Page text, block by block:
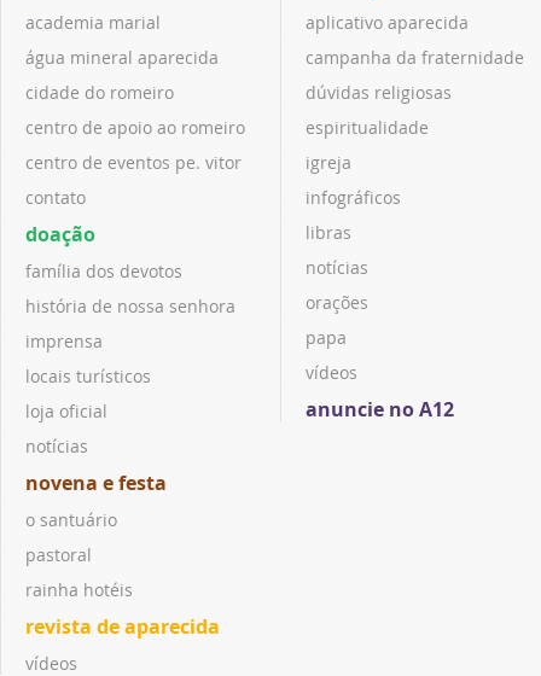
academia marial
água mineral aparecida
cidade do romeiro
centro de apoio ao romeiro
centro de eventos pe. vitor
contato
doação
família dos devotos
história de nossa senhora
imprensa
locais turísticos
loja oficial
notícias
novena e festa
o santuário
pastoral
rainha hotéis
revista de aparecida
vídeos
aplicativo aparecida
campanha da fraternidade
dúvidas religiosas
espiritualidade
igreja
infográficos
libras
notícias
orações
papa
vídeos
anuncie no A12